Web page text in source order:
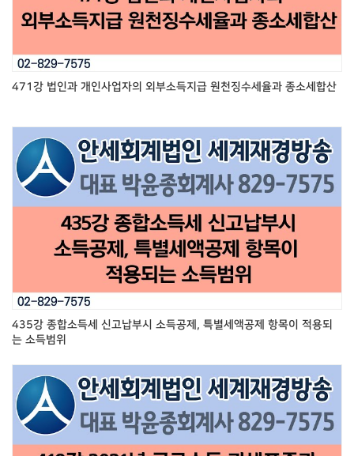
471강 법인과 개인사업자의 외부소득지급 원천징수세율과 종소세합산
435강 종합소득세 신고납부시 소득공제, 특별세액공제 항목이 적용되
는 소득범위